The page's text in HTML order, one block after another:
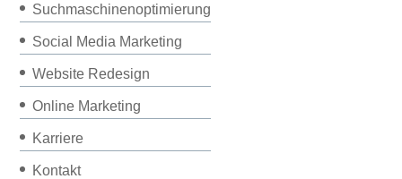
Suchmaschinenoptimierung
Social Media Marketing
Website Redesign
Online Marketing
Karriere
Kontakt